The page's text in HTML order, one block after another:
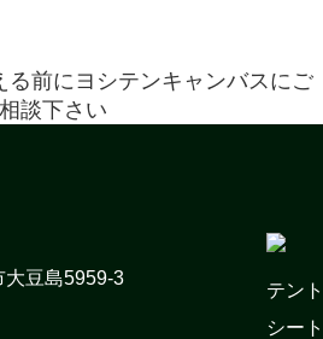
る前にヨシテンキャンバスにご
相談下さい
大豆島5959-3
テント
シート